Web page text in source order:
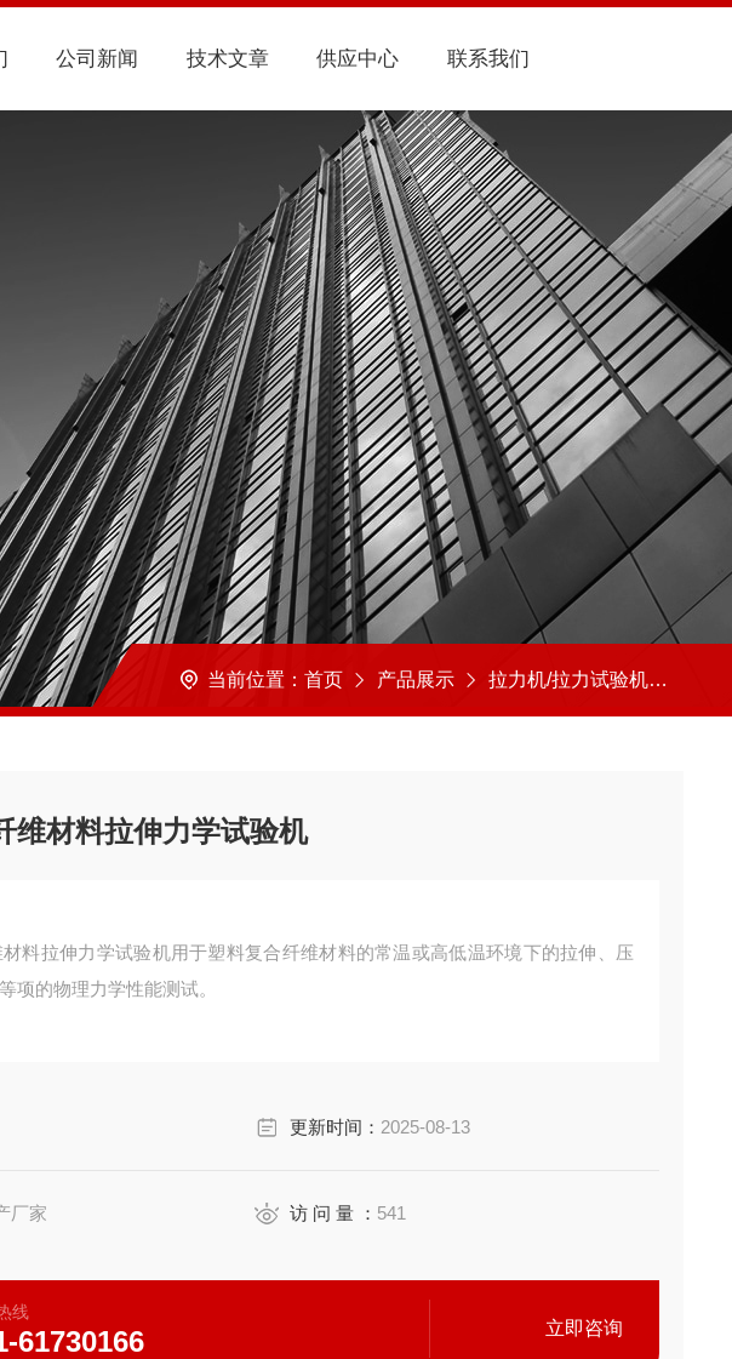
公司新闻 技术文章 供应中心 联系我们
当前位置： 首页 产品展示 拉力机/拉力试验机
维材料拉伸力学试验机
料拉伸力学试验机用于塑料复合纤维材料的常温或高低温环境下的拉伸、压
项的物理力学性能测试。
更新时间： 2025-08-13
厂家 访 问 量 ： 541
线
61730166 立即咨询